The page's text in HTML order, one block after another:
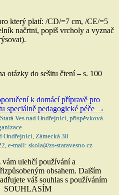
který platí: /CD/=7 cm, /CE/=5
načrtni, popiš vrcholy a vyznač
otázky do sešitu čtení – s. 100
k domácí přípravě pro
speciálně pedagogické péče →
Ves nad Ondřejnicí, příspěvková
Ondřejnicí, Zámecká 38
e-mail: skola@zs-staravesno.cz
ulehčí používání a
obsahem. Dalším
váš souhlas s používáním
SOUHLASÍM